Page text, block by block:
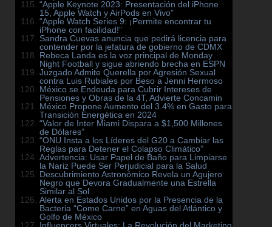
“Apple Keynote 2023: Presentación del iPhone
15, Apple Watch y AirPods en Vivo”
“Apple Watch Series 9: ¡Permite encontrar tu
iPhone con facilidad!”
Sandra Cuevas anuncia que pedirá licencia para
contender por la jefatura de gobierno de CDMX
Rebeca Landa es la voz principal de Monday
Night Football y sigue abriendo brecha en ESPN
Juzgado Admite Querella por Agresión Sexual
contra Luis Rubiales por Beso a Jenni Hermoso
México se Endeuda para Cubrir Intereses de
Pensiones y Obras de la 4T, Advierte Concamin
México Propone Aumento del 3.4% en Gasto para
Transición Energética en 2024
“Valor de Inter Miami Dispara a $1,500 Millones
de Dólares”
“ONU Insta a los Líderes del G20 a Cambiar las
Reglas para Detener el Colapso Climático”
Advertencia: Usar Papel de Baño para Limpiarse
la Nariz Puede Ser Perjudicial para la Salud
Descubrimiento Astronómico Revela un Agujero
Negro que Devora Gradualmente una Estrella
Similar al Sol
Alerta en Estados Unidos por la Presencia de la
Bacteria “Come Carne” en Aguas del Atlántico y
Golfo de México